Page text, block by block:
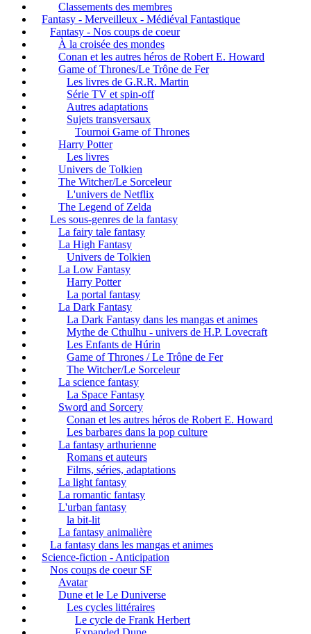
Classements des membres
Fantasy - Merveilleux - Médiéval Fantastique
Fantasy - Nos coups de coeur
À la croisée des mondes
Conan et les autres héros de Robert E. Howard
Game of Thrones/Le Trône de Fer
Les livres de G.R.R. Martin
Série TV et spin-off
Autres adaptations
Sujets transversaux
Tournoi Game of Thrones
Harry Potter
Les livres
Univers de Tolkien
The Witcher/Le Sorceleur
L'univers de Netflix
The Legend of Zelda
Les sous-genres de la fantasy
La fairy tale fantasy
La High Fantasy
Univers de Tolkien
La Low Fantasy
Harry Potter
La portal fantasy
La Dark Fantasy
La Dark Fantasy dans les mangas et animes
Mythe de Cthulhu - univers de H.P. Lovecraft
Les Enfants de Húrin
Game of Thrones / Le Trône de Fer
The Witcher/Le Sorceleur
La science fantasy
La Space Fantasy
Sword and Sorcery
Conan et les autres héros de Robert E. Howard
Les barbares dans la pop culture
La fantasy arthurienne
Romans et auteurs
Films, séries, adaptations
La light fantasy
La romantic fantasy
L'urban fantasy
la bit-lit
La fantasy animalière
La fantasy dans les mangas et animes
Science-fiction - Anticipation
Nos coups de coeur SF
Avatar
Dune et le Le Duniverse
Les cycles littéraires
Le cycle de Frank Herbert